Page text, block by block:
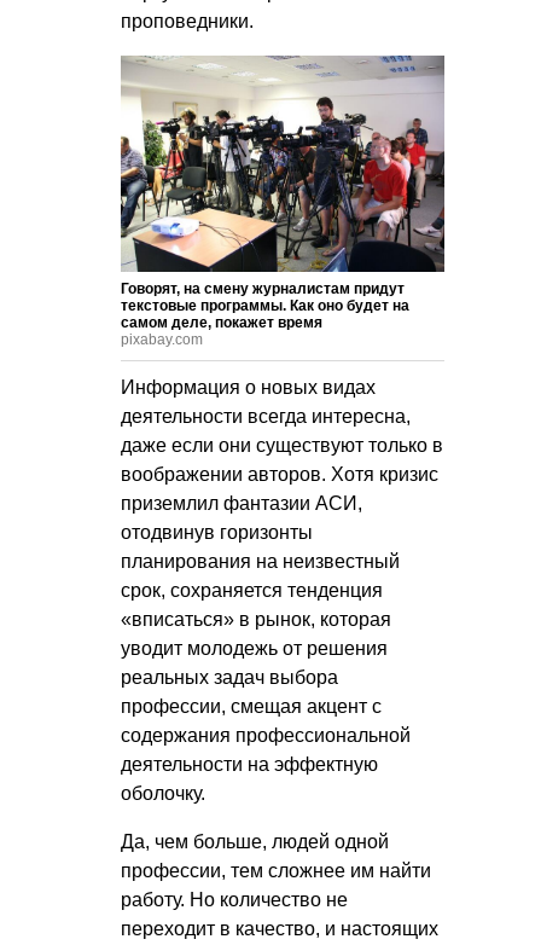
проповедники.
Говорят, на смену журналистам придут
текстовые программы. Как оно будет на
самом деле, покажет время
pixabay.com
Информация о новых видах
деятельности всегда интересна,
даже если они существуют только в
воображении авторов. Хотя кризис
приземлил фантазии АСИ,
отодвинув горизонты
планирования на неизвестный
срок, сохраняется тенденция
«вписаться» в рынок, которая
уводит молодежь от решения
реальных задач выбора
профессии, смещая акцент с
содержания профессиональной
деятельности на эффектную
оболочку.
Да, чем больше, людей одной
профессии, тем сложнее им найти
работу. Но количество не
переходит в качество, и настоящих